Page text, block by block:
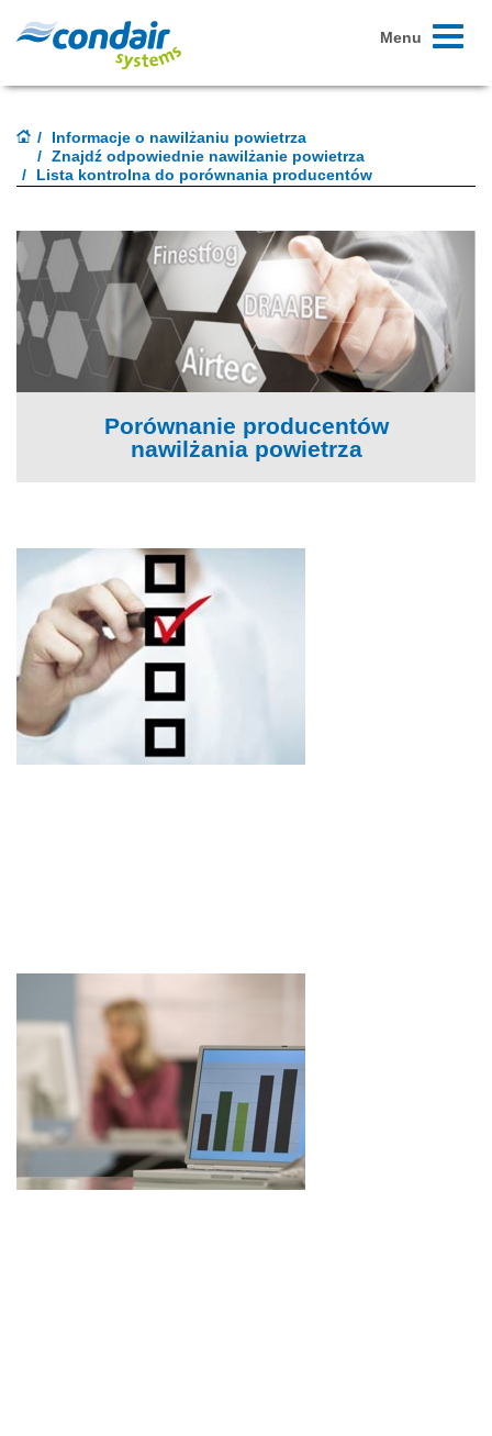
Toggle
Menu
Informacje o nawilżaniu powietrza
Znajdź odpowiednie nawilżanie powietrza
Lista kontrolna do porównania producentów
Porównanie producentów
nawilżania powietrza